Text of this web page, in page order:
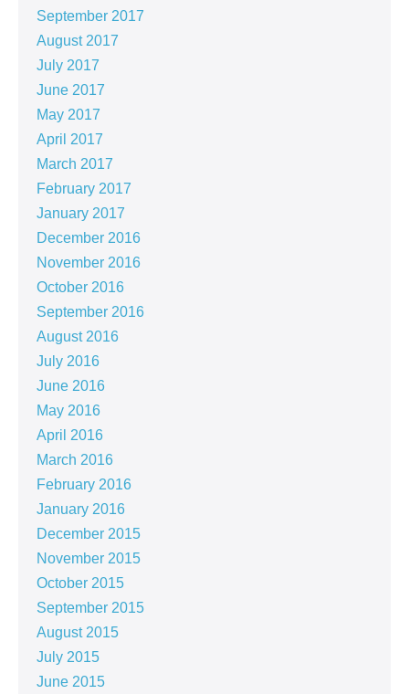
September 2017
August 2017
July 2017
June 2017
May 2017
April 2017
March 2017
February 2017
January 2017
December 2016
November 2016
October 2016
September 2016
August 2016
July 2016
June 2016
May 2016
April 2016
March 2016
February 2016
January 2016
December 2015
November 2015
October 2015
September 2015
August 2015
July 2015
June 2015